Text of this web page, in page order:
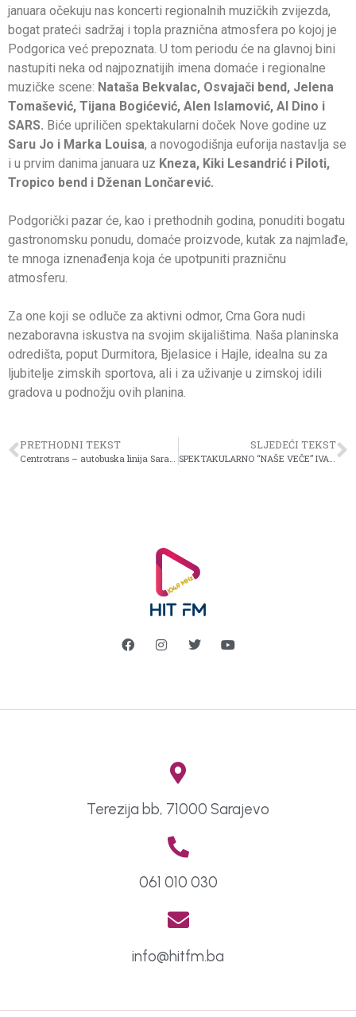
januara očekuju nas koncerti regionalnih muzičkih zvijezda,
bogat prateći sadržaj i topla praznična atmosfera po kojoj je
Podgorica već prepoznata. U tom periodu će na glavnoj bini
nastupiti neka od najpoznatijih imena domaće i regionalne
muzičke scene: Nataša Bekvalac, Osvajači bend, Jelena
Tomašević, Tijana Bogićević, Alen Islamović, Al Dino i
SARS. Biće upriličen spektakularni doček Nove godine uz
Saru Jo i Marka Louisa, a novogodišnja euforija nastavlja se
i u prvim danima januara uz Kneza, Kiki Lesandrić i Piloti,
Tropico bend i Dženan Lončarević.
Podgorički pazar će, kao i prethodnih godina, ponuditi bogatu
gastronomsku ponudu, domaće proizvode, kutak za najmlađe,
te mnoga iznenađenja koja će upotpuniti prazničnu
atmosferu.
Za one koji se odluče za aktivni odmor, Crna Gora nudi
nezaboravna iskustva na svojim skijalištima. Naša planinska
odredišta, poput Durmitora, Bjelasice i Hajle, idealna su za
ljubitelje zimskih sportova, ali i za uživanje u zimskoj idili
gradova u podnožju ovih planina.
PRETHODNI TEKST SLJEDEĆI TEKST
Terezija bb, 71000 Sarajevo
061 010 030
info@hitfm.ba